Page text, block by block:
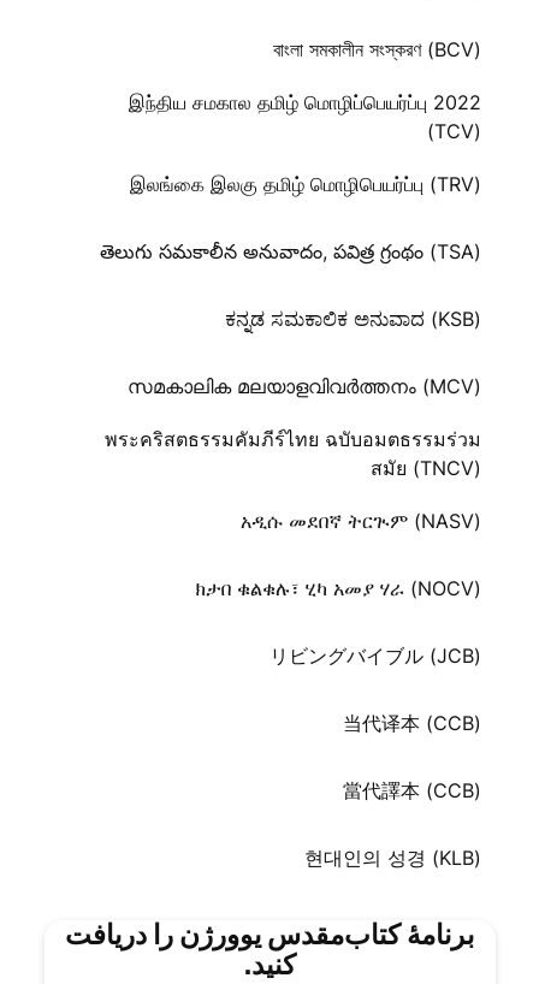
বাংলা সমকালীন সংস্করণ (BCV)
இந்திய சமகால தமிழ் மொழிப்பெயர்ப்பு 2022
(TCV)
இலங்கை இலகு தமிழ் மொழிபெயர்ப்பு (TRV)
తెలుగు సమకాలీన అనువాదం, పవిత్ర గ్రంథం (TSA)
ಕನ್ನಡ ಸಮಕಾಲಿಕ ಅನುವಾದ (KSB)
സമകാലിക മലയാളവിവർത്തനം (MCV)
พระคริสตธรรมคัมภีร์ไทย ฉบับอมตธรรมร่วม
สมัย (TNCV)
አዲሱ መደበኛ ትርጒም (NASV)
ክታበ ቁልቁሉ፣ ሂካ አመያ ሃራ (NOCV)
リビングバイブル (JCB)
当代译本 (CCB)
當代譯本 (CCB)
현대인의 성경 (KLB)
برنامۀ کتاب‌مقدس یوورژن را دریافت
کنید.